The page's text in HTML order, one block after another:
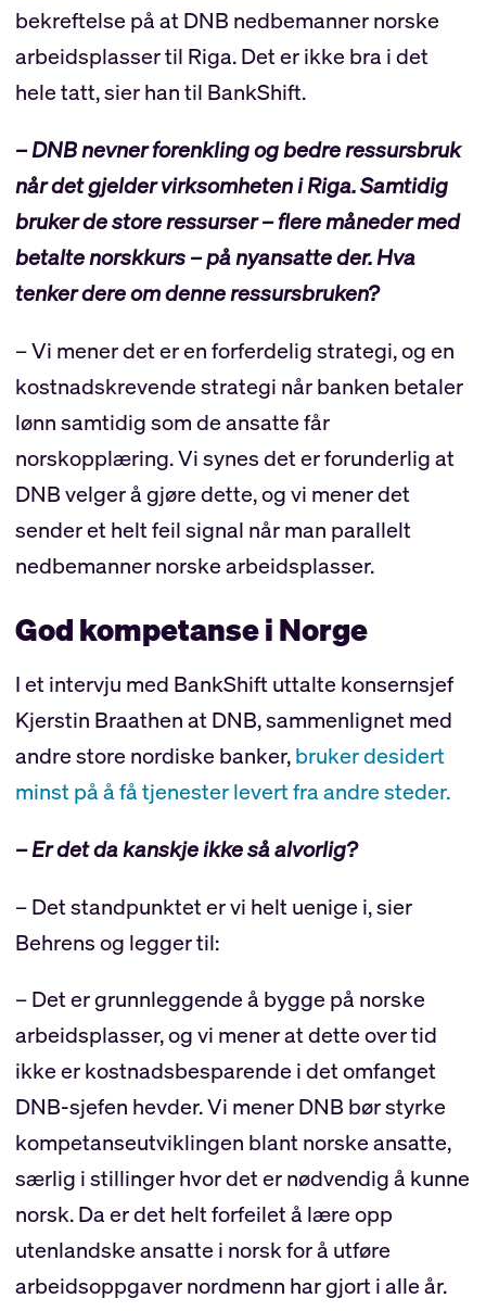
bekreftelse på at DNB nedbemanner norske
arbeidsplasser til Riga. Det er ikke bra i det
hele tatt, sier han til BankShift.
– DNB nevner forenkling og bedre ressursbruk
når det gjelder virksomheten i Riga. Samtidig
bruker de store ressurser – flere måneder med
betalte norskkurs – på nyansatte der. Hva
tenker dere om denne ressursbruken?
– Vi mener det er en forferdelig strategi, og en
kostnadskrevende strategi når banken betaler
lønn samtidig som de ansatte får
norskopplæring. Vi synes det er forunderlig at
DNB velger å gjøre dette, og vi mener det
sender et helt feil signal når man parallelt
nedbemanner norske arbeidsplasser.
God kompetanse i Norge
I et intervju med BankShift uttalte konsernsjef
Kjerstin Braathen at DNB, sammenlignet med
andre store nordiske banker,bruker desidert
minst på å få tjenester levert fra andre steder.
– Er det da kanskje ikke så alvorlig?
– Det standpunktet er vi helt uenige i, sier
Behrens og legger til:
– Det er grunnleggende å bygge på norske
arbeidsplasser, og vi mener at dette over tid
ikke er kostnadsbesparende i det omfanget
DNB-sjefen hevder. Vi mener DNB bør styrke
kompetanseutviklingen blant norske ansatte,
særlig i stillinger hvor det er nødvendig å kunne
norsk. Da er det helt forfeilet å lære opp
utenlandske ansatte i norsk for å utføre
arbeidsoppgaver nordmenn har gjort i alle år.